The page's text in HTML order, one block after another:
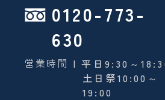
0120-773-
630
営業時間 | 平日9:30～
土日祭10:00～
19:00